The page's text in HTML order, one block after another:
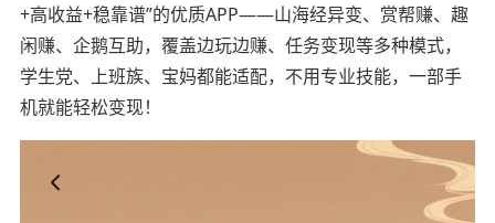
+高收益+稳靠谱”的优质APP——山海经异变、赏帮赚、趣
闲赚、企鹅互助，覆盖边玩边赚、任务变现等多种模式，
学生党、上班族、宝妈都能适配，不用专业技能，一部手
机就能轻松变现！